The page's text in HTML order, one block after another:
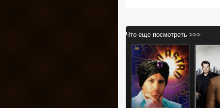
Что еще посмотреть >>>